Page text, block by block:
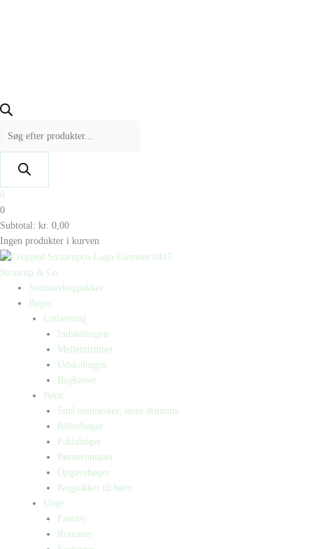
0
0
Subtotal: kr. 0,00
Ingen produkter i kurven
Straarup & Co
Sommerbogpakker
Bøger
Letlæsning
Indskolingen
Mellemtrinnet
Udskolingen
Bogkasser
Børn
Små mennesker, store drømme
Billedbøger
Faktabøger
Børneromaner
Opgavebøger
Bogpakker til børn
Unge
Fantasy
Romaner